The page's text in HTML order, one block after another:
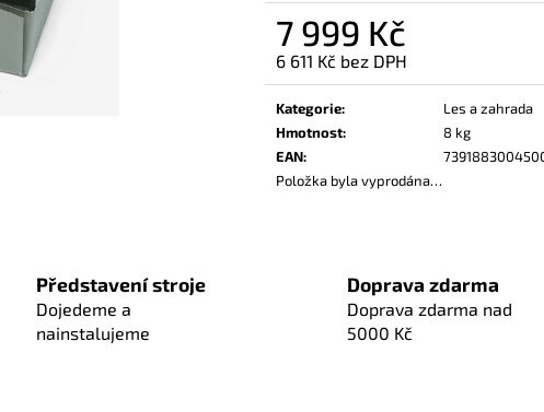
7 999 Kč
6 611 Kč bez DPH
Měrná
cena:
Kategorie:
Les a zahrada
Hmotnost:
8 kg
EAN:
Položka byla vyprodána…
Představení stroje
Dojedeme a
nainstalujeme
Doprava zdarma
Doprava zdarma nad
5000 Kč